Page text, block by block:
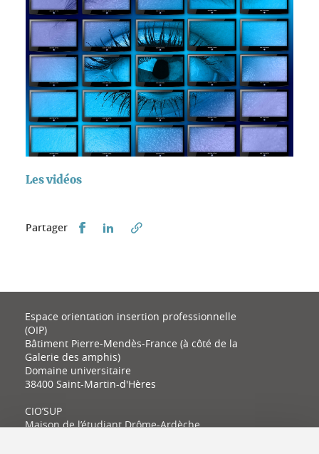
Les vidéos
Partager Partager sur Facebook
Partager sur LinkedIn
Espace orientation insertion professionnelle
(OIP)
Bâtiment Pierre-Mendès-France (à côté de la
Galerie des amphis)
Domaine universitaire
38400 Saint-Martin-d'Hères
CIO’SUP
Maison de l’étudiant Drôme-Ardèche